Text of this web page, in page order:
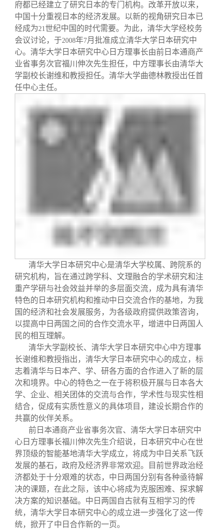
府都已经建立了研究日本的专门机构。改革开放以来，
中国十分重视日本的经济发展。以新的视角研究日本已
经成为21世纪中国的时代需要。为此，清华大学经校务
会议讨论，于2008年7月批准成立清华大学日本研究中
心。清华大学日本研究中心日方理事长由前日本通商产
业省事务次官福川伸次先生担任，中方理事长由清华大
学副校长谢维和教授担任。清华大学曲德林教授出任首
任中心主任。
清华大学日本研究中心是清华大学校属、跨院系的
研究机构，旨在通过跨学科、文理融合的学术研究和注
重产学研与社会效益并举的多层面交流，成为具有清华
特色的日本研究机构和推动中日交流合作的基地，为我
国的经济和社会发展服务，为各级政府提供政策咨询，
以提高中日两国之间的合作交流水平，增进中日两国人
民的相互理解。
清华大学副校长、清华大学日本研究中心中方理事
长谢维和教授指出，清华大学日本研究中心的成立，标
志着清华与日本产、学、研各方面的合作进入了新的层
次和境界。中心的特色之一在于将积极开展与日本各大
学、企业、相关团体的交流与合作，学术性与现实性相
结合，促成有实质性意义的具体项目，建设长期合作的
共赢的伙伴关系。
前日本通商产业省事务次官、清华大学日本研究中
心日方理事长福川伸次先生介绍说，日本研究中心在世
界顶级的智能基地清华大学成立，将成为中日关系飞跃
发展的基石，政府及经济界非常欢迎。目前世界政治经
济都处于十分艰难的状态，中日两国分别有各种亟待解
决的课题，在此之际，该中心将成为克服困难、探求解
决方案的知识基础。中日两国自古就有互相学习的传
统，清华大学日本研究中心的成立进一步强化了这一传
统，掀开了中日合作新的一页。